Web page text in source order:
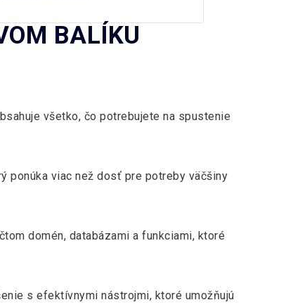
BALÍKU
všetko, čo potrebujete na spustenie
ponúka viac než dosť pre potreby väčšiny
domén, databázami a funkciami, ktoré
s efektívnymi nástrojmi, ktoré umožňujú